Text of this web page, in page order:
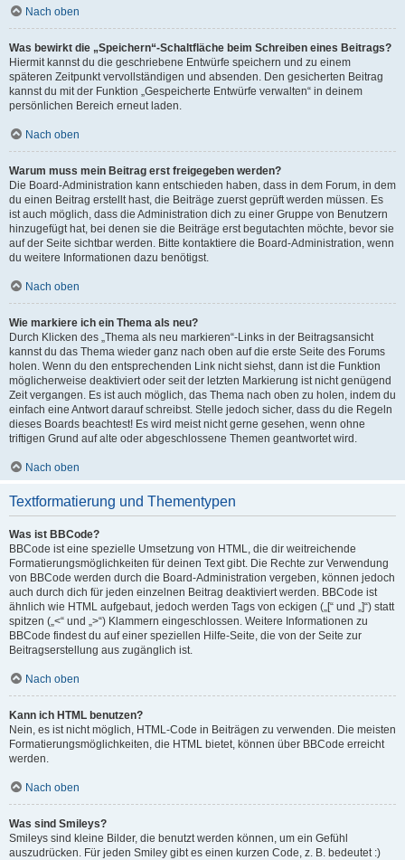
Nach oben
Was bewirkt die „Speichern“-Schaltfläche beim Schreiben eines Beitrags?
Hiermit kannst du die geschriebene Entwürfe speichern und zu einem
späteren Zeitpunkt vervollständigen und absenden. Den gesicherten Beitrag
kannst du mit der Funktion „Gespeicherte Entwürfe verwalten“ in deinem
persönlichen Bereich erneut laden.
Nach oben
Warum muss mein Beitrag erst freigegeben werden?
Die Board-Administration kann entschieden haben, dass in dem Forum, in dem
du einen Beitrag erstellt hast, die Beiträge zuerst geprüft werden müssen. Es
ist auch möglich, dass die Administration dich zu einer Gruppe von Benutzern
hinzugefügt hat, bei denen sie die Beiträge erst begutachten möchte, bevor sie
auf der Seite sichtbar werden. Bitte kontaktiere die Board-Administration, wenn
du weitere Informationen dazu benötigst.
Nach oben
Wie markiere ich ein Thema als neu?
Durch Klicken des „Thema als neu markieren“-Links in der Beitragsansicht
kannst du das Thema wieder ganz nach oben auf die erste Seite des Forums
holen. Wenn du den entsprechenden Link nicht siehst, dann ist die Funktion
möglicherweise deaktiviert oder seit der letzten Markierung ist nicht genügend
Zeit vergangen. Es ist auch möglich, das Thema nach oben zu holen, indem du
einfach eine Antwort darauf schreibst. Stelle jedoch sicher, dass du die Regeln
dieses Boards beachtest! Es wird meist nicht gerne gesehen, wenn ohne
triftigen Grund auf alte oder abgeschlossene Themen geantwortet wird.
Nach oben
Textformatierung und Thementypen
Was ist BBCode?
BBCode ist eine spezielle Umsetzung von HTML, die dir weitreichende
Formatierungsmöglichkeiten für deinen Text gibt. Die Rechte zur Verwendung
von BBCode werden durch die Board-Administration vergeben, können jedoch
auch durch dich für jeden einzelnen Beitrag deaktiviert werden. BBCode ist
ähnlich wie HTML aufgebaut, jedoch werden Tags von eckigen („[“ und „]“) statt
spitzen („<“ und „>“) Klammern eingeschlossen. Weitere Informationen zu
BBCode findest du auf einer speziellen Hilfe-Seite, die von der Seite zur
Beitragserstellung aus zugänglich ist.
Nach oben
Kann ich HTML benutzen?
Nein, es ist nicht möglich, HTML-Code in Beiträgen zu verwenden. Die meisten
Formatierungsmöglichkeiten, die HTML bietet, können über BBCode erreicht
werden.
Nach oben
Was sind Smileys?
Smileys sind kleine Bilder, die benutzt werden können, um ein Gefühl
auszudrücken. Für jeden Smiley gibt es einen kurzen Code, z. B. bedeutet :)